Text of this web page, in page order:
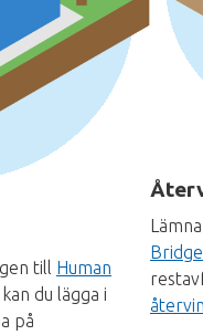
till Human
kan du lägga i
på